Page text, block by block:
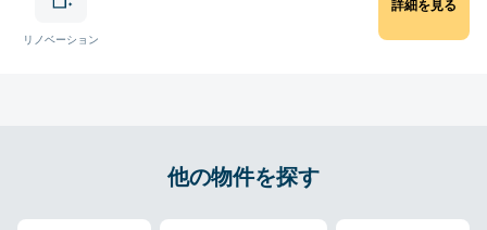
リノベーション
詳細を見る
他の物件を探す